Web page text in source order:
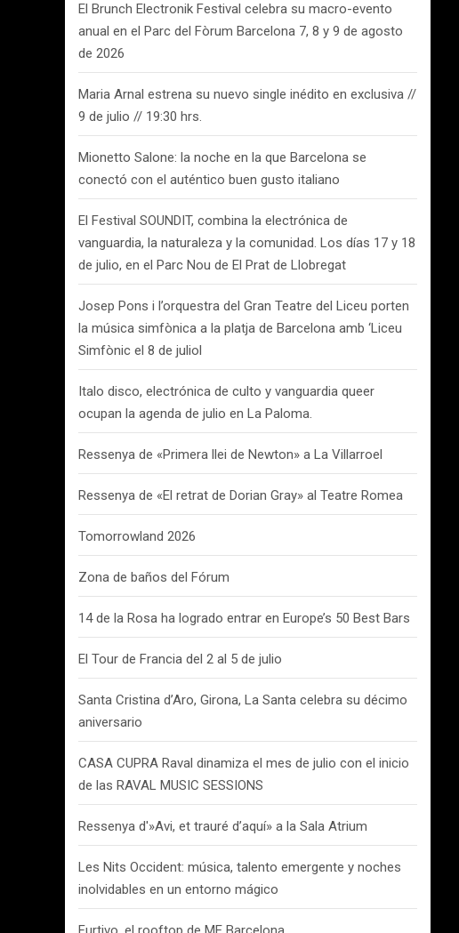
El Brunch Electronik Festival celebra su macro-evento
anual en el Parc del Fòrum Barcelona 7, 8 y 9 de agosto
de 2026
Maria Arnal estrena su nuevo single inédito en exclusiva //
9 de julio // 19:30 hrs.
Mionetto Salone: la noche en la que Barcelona se
conectó con el auténtico buen gusto italiano
El Festival SOUNDIT, combina la electrónica de
vanguardia, la naturaleza y la comunidad. Los días 17 y 18
de julio, en el Parc Nou de El Prat de Llobregat
Josep Pons i l’orquestra del Gran Teatre del Liceu porten
la música simfònica a la platja de Barcelona amb ‘Liceu
Simfònic el 8 de juliol
Italo disco, electrónica de culto y vanguardia queer
ocupan la agenda de julio en La Paloma.
Ressenya de «Primera llei de Newton» a La Villarroel
Ressenya de «El retrat de Dorian Gray» al Teatre Romea
Tomorrowland 2026
Zona de baños del Fórum
14 de la Rosa ha logrado entrar en Europe’s 50 Best Bars
El Tour de Francia del 2 al 5 de julio
Santa Cristina d’Aro, Girona, La Santa celebra su décimo
aniversario
CASA CUPRA Raval dinamiza el mes de julio con el inicio
de las RAVAL MUSIC SESSIONS
Ressenya d'»Avi, et trauré d’aquí» a la Sala Atrium
Les Nits Occident: música, talento emergente y noches
inolvidables en un entorno mágico